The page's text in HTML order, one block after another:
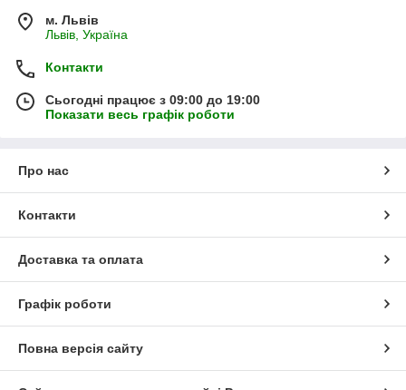
м. Львів
Львів, Україна
Контакти
Сьогодні працює з 09:00 до 19:00
Показати весь графік роботи
Про нас
Контакти
Доставка та оплата
Графік роботи
Повна версія сайту